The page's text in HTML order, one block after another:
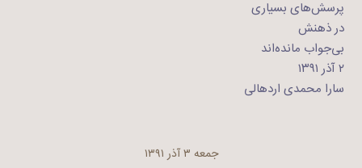
پرسش‌های بسیاری
در ذهنش
بی‌جواب مانده‌اند
۲ آذر ۱۳۹۱
سارا محمدی اردهالی
جمعه ۳ آذر ۱۳۹۱